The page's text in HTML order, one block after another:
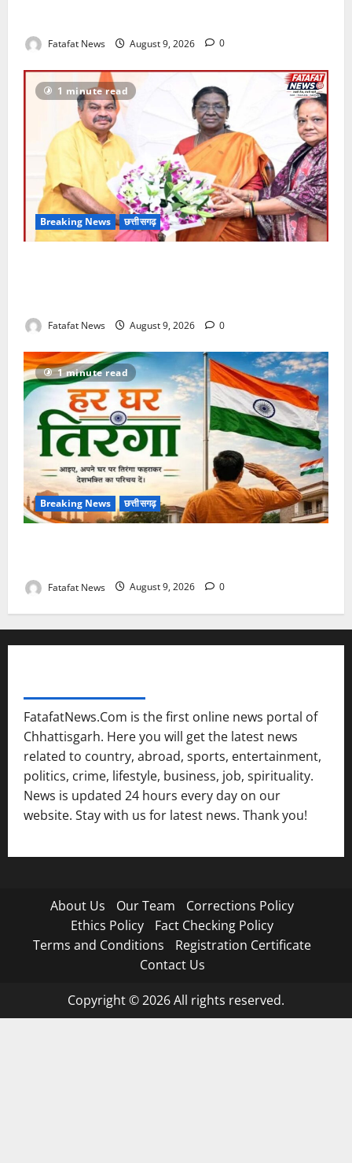
Fatafat News August 9, 2026 0
1 minute read
Breaking News छत्तीसगढ़
Fatafat News August 9, 2026 0
1 minute read
Breaking News छत्तीसगढ़
Fatafat News August 9, 2026 0
FatafatNews.Com is the first online news portal of
Chhattisgarh. Here you will get the latest news
related to country, abroad, sports, entertainment,
politics, crime, lifestyle, business, job, spirituality.
News is updated 24 hours every day on our
website. Stay with us for latest news. Thank you!
About Us Our Team
Corrections Policy
Ethics Policy
Fact Checking Policy
Terms and Conditions
Registration Certificate
Contact Us
Copyright © 2026 All rights reserved.